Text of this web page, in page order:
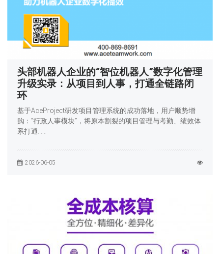
头部机器人企业的“智位机器人”数字化管理
升级实录：从项目到人事，打通全链路闭
环
基于AceProject研发项目管理系统的成功落地，用户顺势增
购：“行政人事模块”，将原本割裂的项目管理与考勤、绩效体
系打通……
2026-06-05